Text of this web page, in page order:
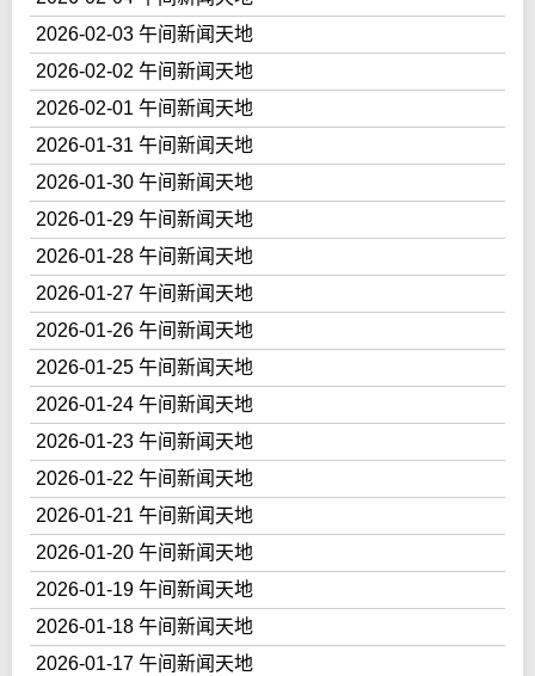
2026-02-03 午间新闻天地
2026-02-02 午间新闻天地
2026-02-01 午间新闻天地
2026-01-31 午间新闻天地
2026-01-30 午间新闻天地
2026-01-29 午间新闻天地
2026-01-28 午间新闻天地
2026-01-27 午间新闻天地
2026-01-26 午间新闻天地
2026-01-25 午间新闻天地
2026-01-24 午间新闻天地
2026-01-23 午间新闻天地
2026-01-22 午间新闻天地
2026-01-21 午间新闻天地
2026-01-20 午间新闻天地
2026-01-19 午间新闻天地
2026-01-18 午间新闻天地
2026-01-17 午间新闻天地